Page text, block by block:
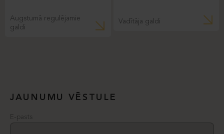
Augstumā regulējamie
galdi
Vadītāja galdi
JAUNUMU VĒSTULE
E-pasts